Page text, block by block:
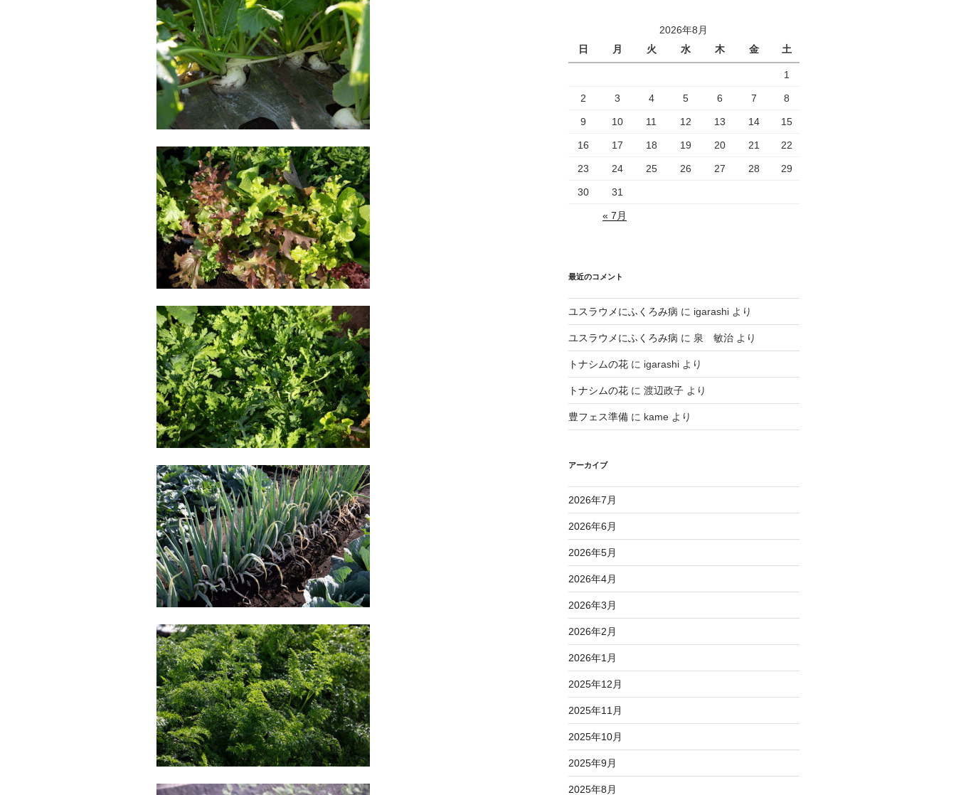
2026年8月
日
月 火 水 木 金 土
1
2 3 4 5 6 7 8
9 10 11 12 13 14 15
16 17 18 19 20 21 22
23 24 25 26 27 28 29
30 31
« 7月
最近のコメント
ユスラウメにふくろみ病 に igarashiより
ユスラウメにふくろみ病 に 泉 敏治より
トナシムの花に igarashiより
トナシムの花に 渡辺政子より
豊フェス準備に kameより
アーカイブ
2026年7月
2026年6月
2026年5月
2026年4月
2026年3月
2026年2月
2026年1月
2025年12月
2025年11月
2025年10月
2025年9月
2025年8月